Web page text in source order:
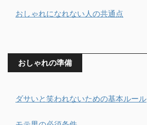
おしゃれになれない人の共通点
おしゃれの準備
ダサいと笑われないための基本ルール